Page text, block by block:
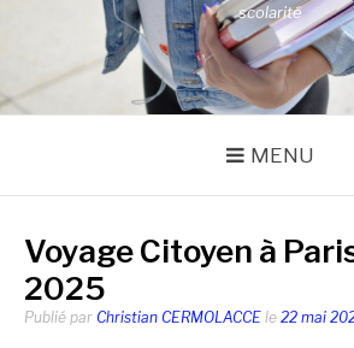
scolarité
MENU
Voyage Citoyen à
2025
Publié par Christian CERMOLACCE le 22 mai